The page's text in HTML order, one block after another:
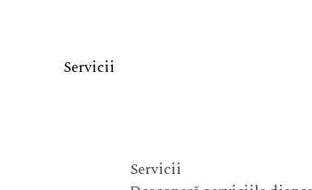
Servicii
Servicii